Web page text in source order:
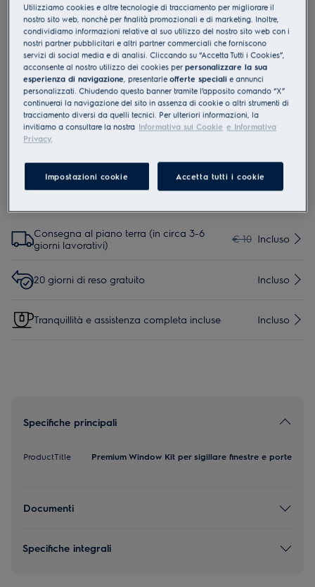
Clicca per ingrandire
EWK03
Premium Window Kit per sigillare
finestre e porte
0 (0)
Consegna al piano terra (in circa 3-6
giorni lavorativi)
€ 10 Incluso
20 giorni di reso gratuito Incluso
Tranquillità e assistenza completa incluse Incluso
Specifiche principali
ProductTitle Premium Window Kit per sigillare finestre e porte
Documenti
Specifiche integrali
Utilizziamo cookies e altre tecnologie di tracciamento per migliorare il
nostro sito web, nonchè per finalità promozionali e di marketing. Inoltre,
condividiamo informazioni relative al suo utilizzo del nostro sito web con i
nostri partner pubblicitari e altri partner commerciali che forniscono
servizi di social media e di analisi. Cliccando su “Accetta Tutti i Cookies”,
acconsente al nostro utilizzo dei cookies perpersonalizzare la sua
esperienza di navigazione, presentarleofferte speciali e annunci
personalizzati. Chiudendo questo banner tramite l’apposito comando “X”
continuerai la navigazione del sito in assenza di cookie o altri strumenti di
tracciamento diversi da quelli tecnici. Per ulteriori informazioni, la
invitiamo a consultare la nostra Informativa sui Cookie e Informativa
Privacy.
Impostazioni cookie Accetta tutti i cookie